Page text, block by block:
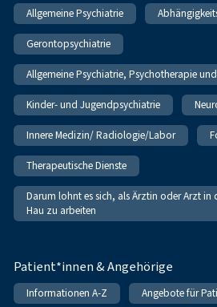
Allgemeine Psychiatrie
Gerontopsychiatrie
Allgemeine Psychiatrie, Psychotherapie
Kinder- und Jugendpsychiatrie
Innere Medizin/ Radiologie/Labor
Therapeutische Dienste
Darum lohnt es sich, als Ärztin oder Arzt in
Hau zu arbeiten
Patient*innen & Angehörige
Informationen A-Z Angebote für